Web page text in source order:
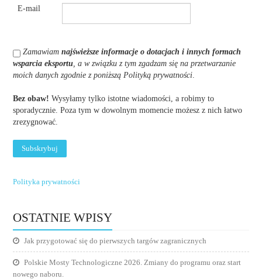
E-mail
Zamawiamnajświeższe informacje o dotacjach i innych formach
wsparcia eksportu , a w związku z tym zgadzam się na przetwarzanie
moich danych zgodnie z poniższą Polityką prywatności
Bez obaw! Wysyłamy tylko istotne wiadomości, a robimy to
sporadycznie. Poza tym w dowolnym momencie możesz z nich łatwo
zrezygnować.
Polityka prywatności
OSTATNIE WPISY
Jak przygotować się do pierwszych targów zagranicznych
Polskie Mosty Technologiczne 2026. Zmiany do programu oraz start
nowego naboru.